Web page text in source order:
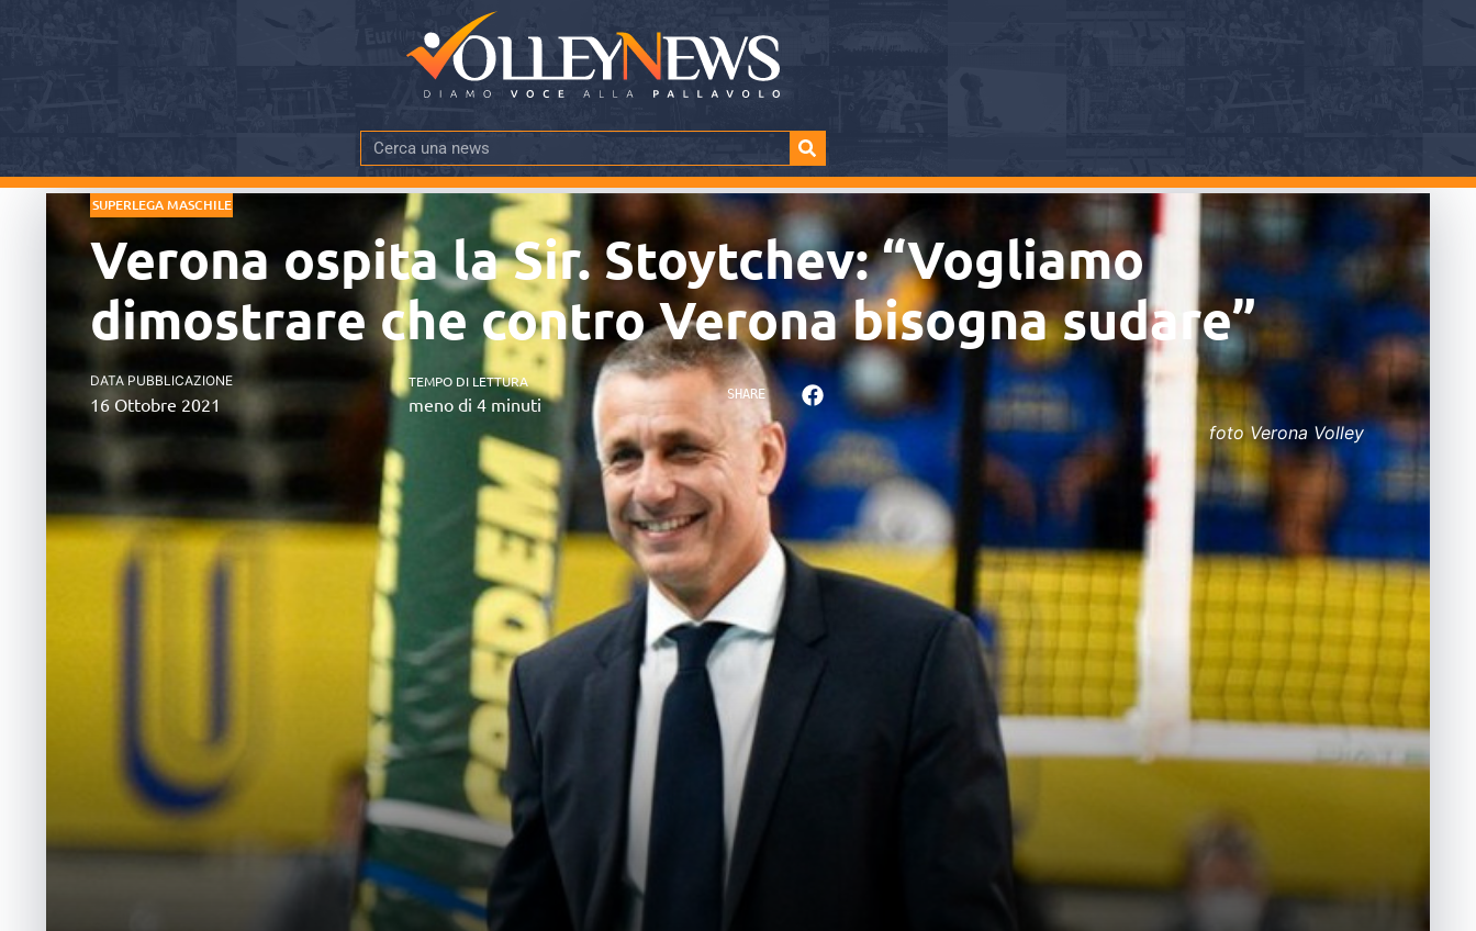
SUPERLEGA MASCHILE
Verona ospita la Sir. Stoytchev: “Vogliamo
dimostrare che contro Verona bisogna sudare”
DATA PUBBLICAZIONE
16 Ottobre 2021
TEMPO DI LETTURA
meno di 4 minuti SHARE
foto Verona Volley